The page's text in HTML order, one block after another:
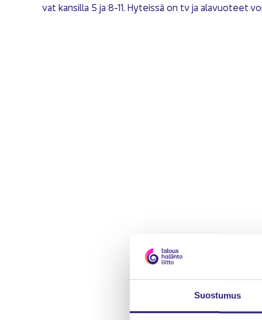
Suos­tu­mus
vat kan­sil­la 5 ja 8-11. Hy­teis­sä on tv ja ala­vuo­teet